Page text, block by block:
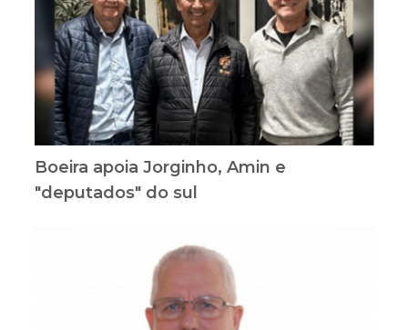
Boeira apoia Jorginho, Amin e
"deputados" do sul